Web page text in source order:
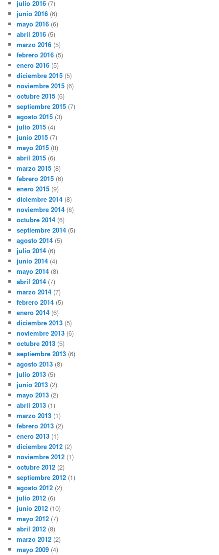
julio 2016 (7)
junio 2016 (6)
mayo 2016 (6)
abril 2016 (5)
marzo 2016 (5)
febrero 2016 (5)
enero 2016 (5)
diciembre 2015 (5)
noviembre 2015 (6)
octubre 2015 (6)
septiembre 2015 (7)
agosto 2015 (3)
julio 2015 (4)
junio 2015 (7)
mayo 2015 (8)
abril 2015 (6)
marzo 2015 (8)
febrero 2015 (6)
enero 2015 (9)
diciembre 2014 (8)
noviembre 2014 (8)
octubre 2014 (6)
septiembre 2014 (5)
agosto 2014 (5)
julio 2014 (6)
junio 2014 (4)
mayo 2014 (8)
abril 2014 (7)
marzo 2014 (7)
febrero 2014 (5)
enero 2014 (6)
diciembre 2013 (5)
noviembre 2013 (6)
octubre 2013 (5)
septiembre 2013 (6)
agosto 2013 (8)
julio 2013 (5)
junio 2013 (2)
mayo 2013 (2)
abril 2013 (1)
marzo 2013 (1)
febrero 2013 (2)
enero 2013 (1)
diciembre 2012 (2)
noviembre 2012 (1)
octubre 2012 (2)
septiembre 2012 (1)
agosto 2012 (2)
julio 2012 (6)
junio 2012 (10)
mayo 2012 (7)
abril 2012 (8)
marzo 2012 (2)
mayo 2009 (4)